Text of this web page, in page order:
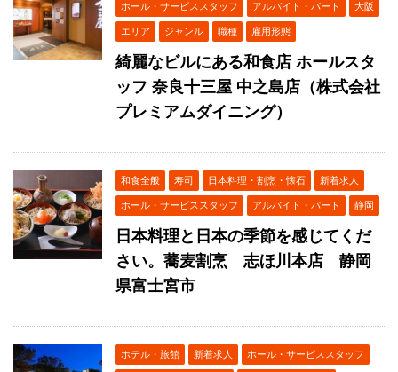
ホール・サービススタッフ アルバイト・パート 大阪
エリア ジャンル 職種 雇用形態
綺麗なビルにある和食店 ホールスタ
ッフ 奈良十三屋 中之島店（株式会社
プレミアムダイニング）
和食全般 寿司 日本料理・割烹・懐石 新着求人
ホール・サービススタッフ アルバイト・パート 静岡
日本料理と日本の季節を感じてくだ
さい。蕎麦割烹 志ほ川本店 静岡
県富士宮市
ホテル・旅館 新着求人 ホール・サービススタッフ